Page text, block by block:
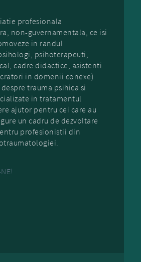
profesionala
non-guvernamentala, ce isi
in randul
psihoterapeuti,
cadre didactice, asistenti
in domenii conexe)
trauma psihica si
in tratamentul
ajutor pentru cei care au
un cadru de dezvoltare
profesionistii din